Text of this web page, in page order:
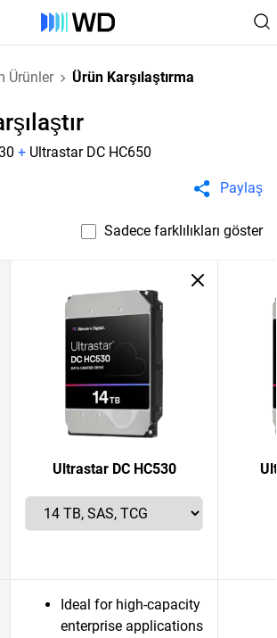
Ürünler Ürün Karşılaştırma
+ Ultrastar DC HC650
Paylaş
Sadece farklılıkları göster
Ultrastar DC HC530
Ideal for high-capacity
enterprise applications